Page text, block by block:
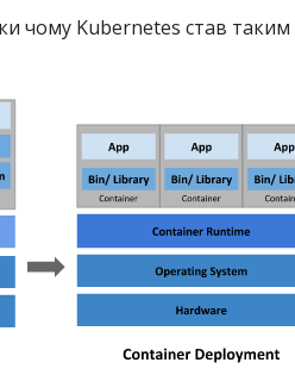
чому Kubernetes став таким